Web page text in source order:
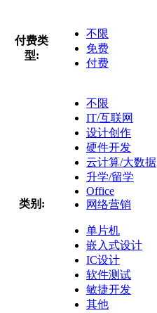
付费类
型:
不限
免费
付费
类别:
不限
IT/互联网
设计创作
硬件开发
云计算/大数据
升学/留学
Office
网络营销
单片机
嵌入式设计
IC设计
软件测试
敏捷开发
其他